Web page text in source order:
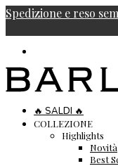
Spedizione e reso
🔥 SALDI 🔥
COLLEZIONE
Highlights
Novità
Best